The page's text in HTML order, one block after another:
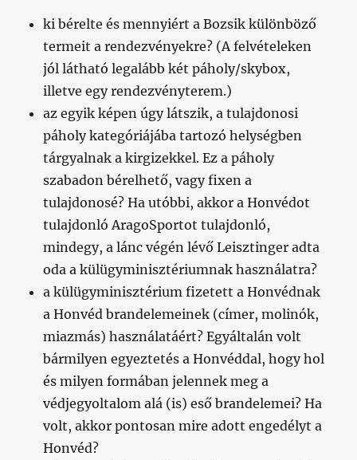
ki bérelte és mennyiért a Bozsik különböző
termeit a rendezvényekre? (A felvételeken
jól látható legalább két páholy/skybox,
illetve egy rendezvényterem.)
az egyik képen úgy látszik, a tulajdonosi
páholy kategóriájába tartozó helységben
tárgyalnak a kirgizekkel. Ez a páholy
szabadon bérelhető, vagy fixen a
tulajdonosé? Ha utóbbi, akkor a Honvédot
tulajdonló AragoSportot tulajdonló,
mindegy, a lánc végén lévő Leisztinger adta
oda a külügyminisztériumnak használatra?
a külügyminisztérium fizetett a Honvédnak
a Honvéd brandelemeinek (címer, molinók,
miazmás) használatáért? Egyáltalán volt
bármilyen egyeztetés a Honvéddal, hogy hol
és milyen formában jelennek meg a
védjegyoltalom alá (is) eső brandelemei? Ha
volt, akkor pontosan mire adott engedélyt a
Honvéd?